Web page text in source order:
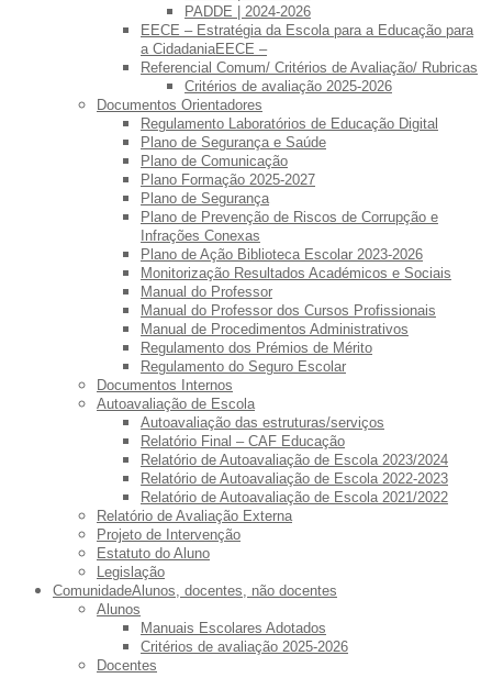
PADDE | 2024-2026
EECE – Estratégia da Escola para a Educação para
a CidadaniaEECE –
Referencial Comum/ Critérios de Avaliação/ Rubricas
Critérios de avaliação 2025-2026
Documentos Orientadores
Regulamento Laboratórios de Educação Digital
Plano de Segurança e Saúde
Plano de Comunicação
Plano Formação 2025-2027
Plano de Segurança
Plano de Prevenção de Riscos de Corrupção e
Infrações Conexas
Plano de Ação Biblioteca Escolar 2023-2026
Monitorização Resultados Académicos e Sociais
Manual do Professor
Manual do Professor dos Cursos Profissionais
Manual de Procedimentos Administrativos
Regulamento dos Prémios de Mérito
Regulamento do Seguro Escolar
Documentos Internos
Autoavaliação de Escola
Autoavaliação das estruturas/serviços
Relatório Final – CAF Educação
Relatório de Autoavaliação de Escola 2023/2024
Relatório de Autoavaliação de Escola 2022-2023
Relatório de Autoavaliação de Escola 2021/2022
Relatório de Avaliação Externa
Projeto de Intervenção
Estatuto do Aluno
Legislação
ComunidadeAlunos, docentes, não docentes
Alunos
Manuais Escolares Adotados
Critérios de avaliação 2025-2026
Docentes